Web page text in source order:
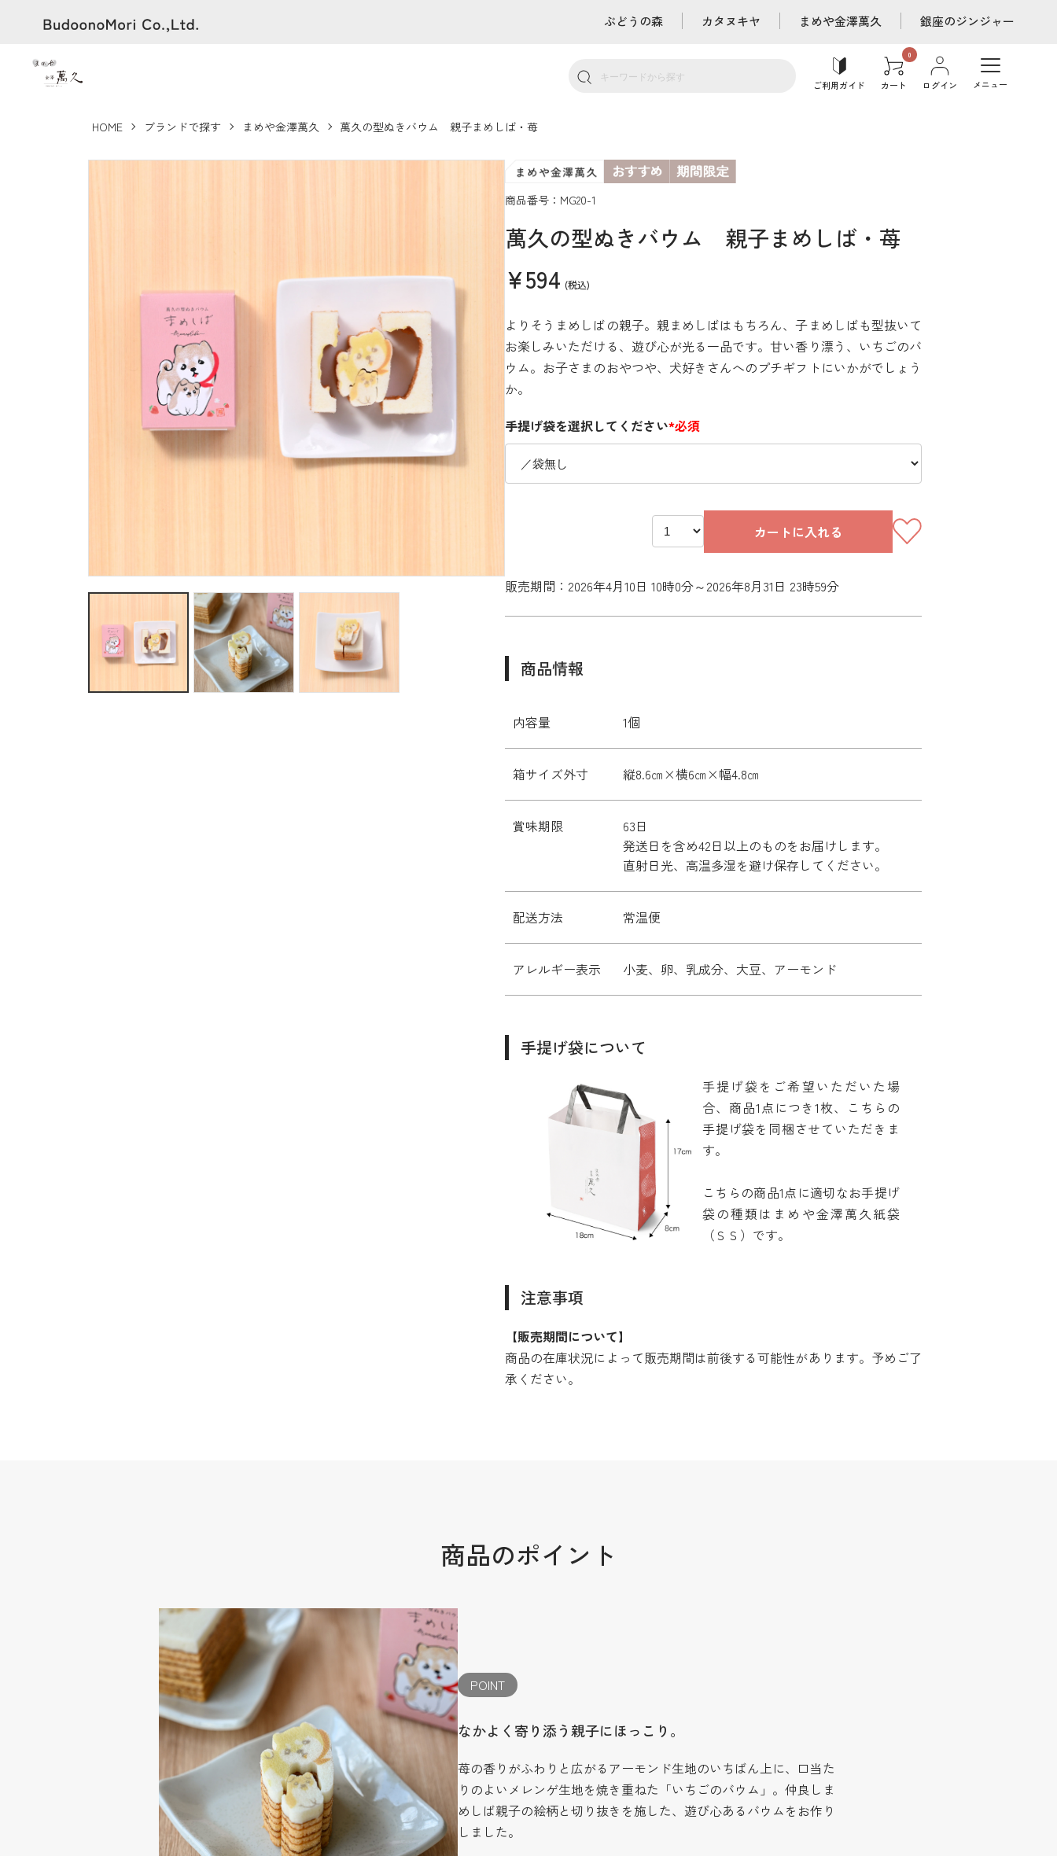
ぶどうの森 カタヌキヤ まめや金澤萬久 銀座のジンジャー
ご利用ガイド カート ログイン メニュー
HOME ブランドで探す まめや金澤萬久 萬久の型ぬきバウム 親子まめしば・苺
商品番号：MG20-1
萬久の型ぬきバウム 親子まめしば・苺
¥594 (税込)
よりそうまめしばの親子。親まめしばはもちろん、子まめしばも型抜いて
お楽しみいただける、遊び心が光る一品です。甘い香り漂う、いちごのバ
ウム。お子さまのおやつや、犬好きさんへのプチギフトにいかがでしょう
か。
手提げ袋を選択してください*必須
カートに入れる
販売期間：2026年4月10日 10時0分～2026年8月31日 23時59分
商品情報
内容量 1個
箱サイズ外寸 縦8.6㎝×横6㎝×幅4.8㎝
賞味期限
63日
発送日を含め42日以上のものをお届けします。
直射日光、高温多湿を避け保存してください。
配送方法 常温便
アレルギー表示 小麦、卵、乳成分、大豆、アーモンド
手提げ袋について
手提げ袋をご希望いただいた場
合、商品1点につき1枚、こちらの
手提げ袋を同梱させていただきま
す。
こちらの商品1点に適切なお手提げ
袋の種類はまめや金澤萬久紙袋
（ＳＳ）です。
注意事項
【販売期間について】
商品の在庫状況によって販売期間は前後する可能性があります。予めご了
承ください。
商品のポイント
POINT
なかよく寄り添う親子にほっこり。
苺の香りがふわりと広がるアーモンド生地のいちばん上に、口当た
りのよいメレンゲ生地を焼き重ねた「いちごのバウム」。仲良しま
めしば親子の絵柄と切り抜きを施した、遊び心あるバウムをお作り
しました。